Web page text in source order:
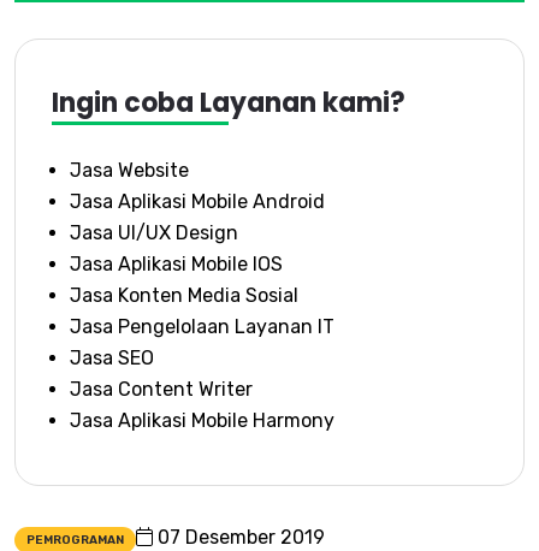
Ingin coba Layanan kami?
Jasa Website
Jasa Aplikasi Mobile Android
Jasa UI/UX Design
Jasa Aplikasi Mobile IOS
Jasa Konten Media Sosial
Jasa Pengelolaan Layanan IT
Jasa SEO
Jasa Content Writer
Jasa Aplikasi Mobile Harmony
PEMROGRAMAN 07 Desember 2019